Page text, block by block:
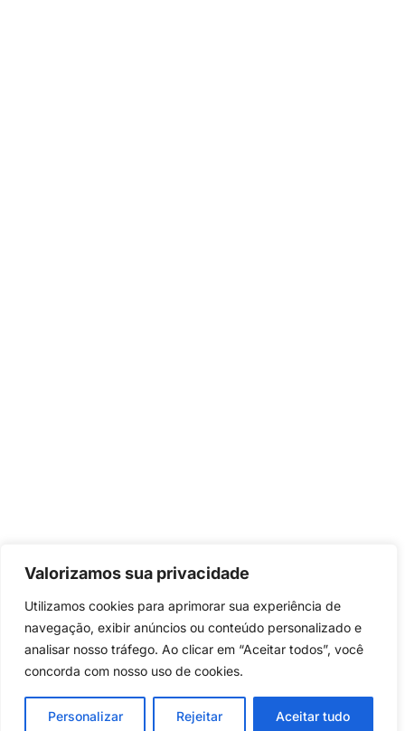
Valorizamos sua privacidade
Utilizamos cookies para aprimorar sua experiência de
navegação, exibir anúncios ou conteúdo personalizado e
analisar nosso tráfego. Ao clicar em “Aceitar todos”, você
concorda com nosso uso de cookies.
Personalizar Rejeitar Aceitar tudo